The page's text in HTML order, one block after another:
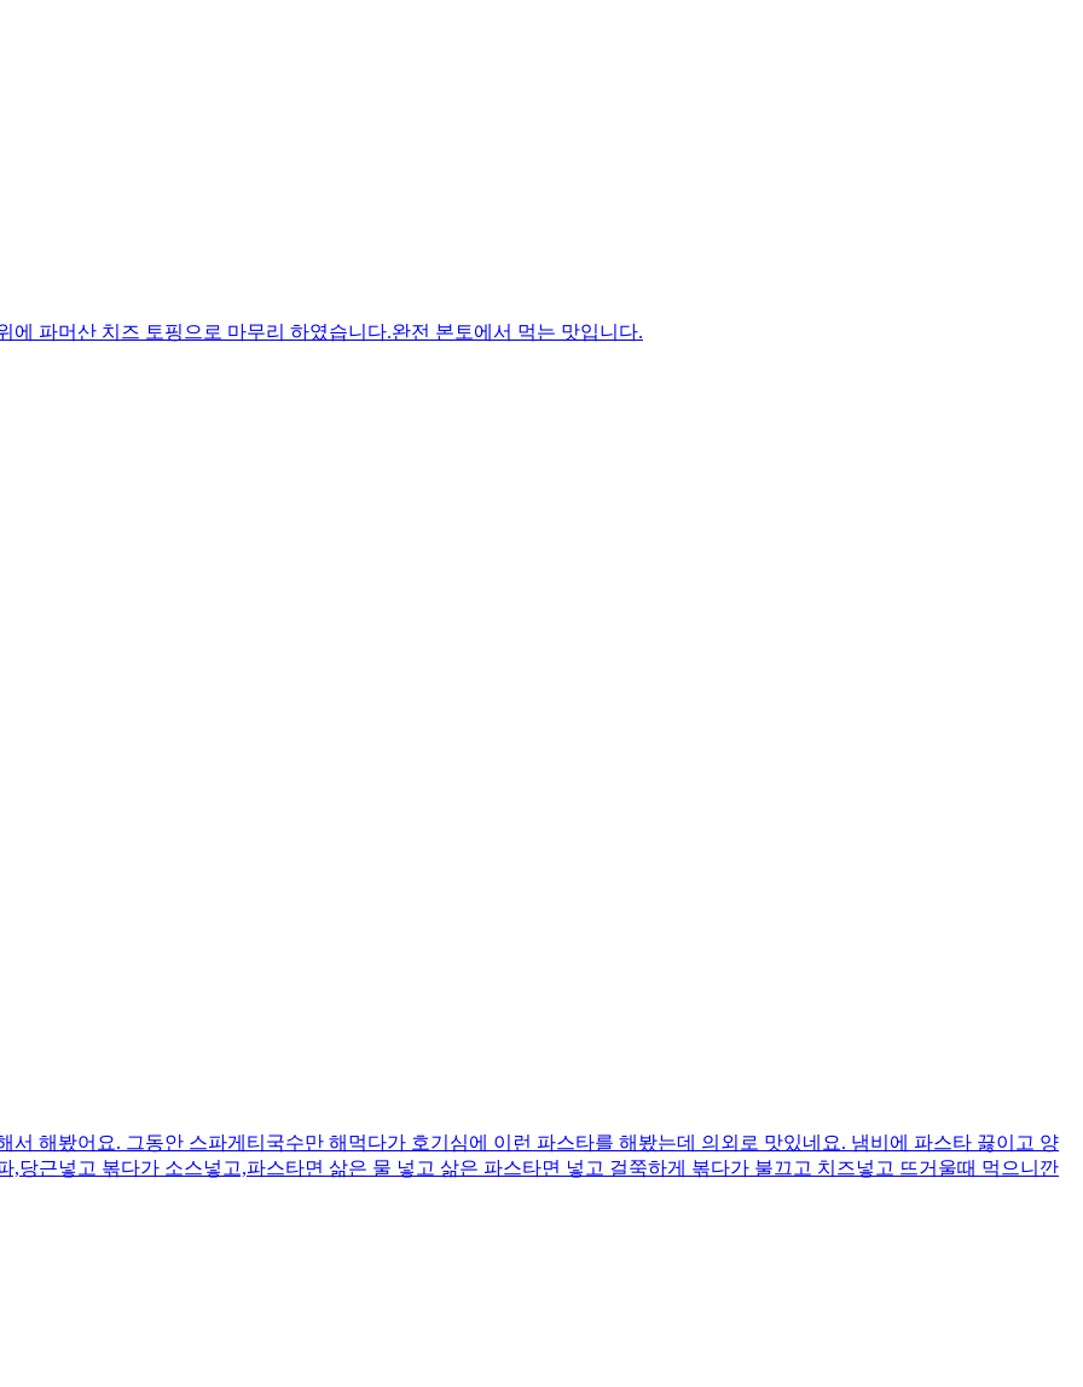
파머산 치즈 토핑으로 마무리 하였습니다.완전 본토에서 먹는 맛입니다.
해봤어요. 그동안 스파게티국수만 해먹다가 호기심에 이런 파스타를 해봤는데 의외로 맛있네요. 냄비에 파스타 끓이고 양
당근넣고 볶다가 소스넣고,파스타면 삶은 물 넣고 삶은 파스타면 넣고 걸쭉하게 볶다가 불끄고 치즈넣고 뜨거울때 먹으니깐